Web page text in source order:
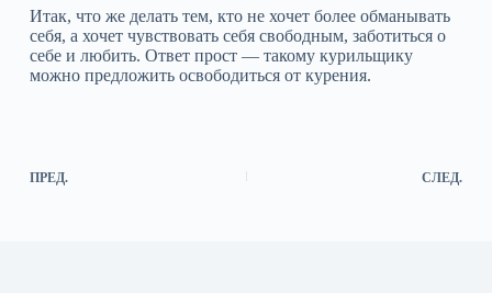
Итак, что же делать тем, кто не хочет более обманывать
себя, а хочет чувствовать себя свободным, заботиться о
себе и любить. Ответ прост — такому курильщику
можно предложить освободиться от курения.
ПРЕД. СЛЕД.